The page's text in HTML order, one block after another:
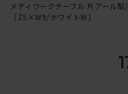
メディワークテーブル 片アール
［Z5×W9/ホワイトW］